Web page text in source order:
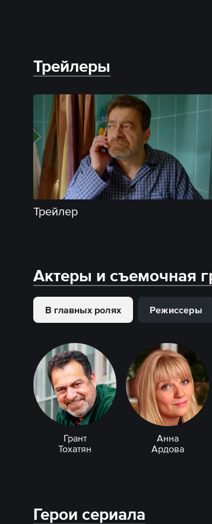
Трейлеры
Трейлер
Актеры и съемочная
В главных ролях Режиссеры
Грант
Тохатян
Анна
Ардова
Герои сериала